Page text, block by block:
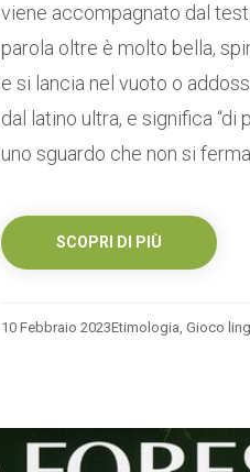
viene accompagnato dal
parola oltre è molto bella,
e si lancia nel vuoto o
dal latino ultra, e significa “di
uno sguardo che non si ferma,
SCOPRI DI PIÙ
10 Febbraio 2023Etimologia, Gioco